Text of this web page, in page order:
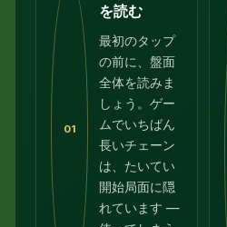
01
を読む
最初のタップ
の前に、盤面
全体を読みま
しょう。ゲー
ムでいちばん
長いチェーン
は、たいてい
開始局面に隠
れています —